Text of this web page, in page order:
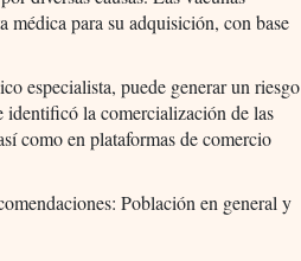
para su adquisición, con base
especialista, puede generar un riesgo
identificó la comercialización de las
como en plataformas de comercio
Población en general y